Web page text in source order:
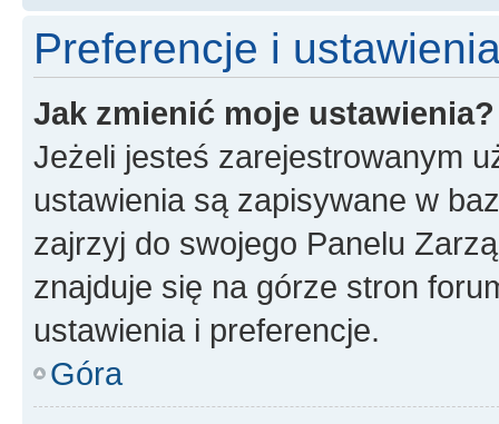
Preferencje i
Jak zmienić moje ustawienia?
Jeżeli jesteś zarejestrowanym
ustawienia są zapisywane w
zajrzyj do swojego Panelu
znajduje się na górze stron
ustawienia i preferencje.
Góra